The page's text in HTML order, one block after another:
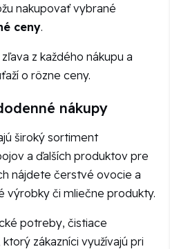
nakupovať vybrané
ceny.
z každého nákupu a
o rôzne ceny.
nákupy
široký sortiment
a ďalších produktov pre
nájdete čerstvé ovocie a
výrobky či mliečne produkty.
potreby, čistiace
zákazníci využívajú pri